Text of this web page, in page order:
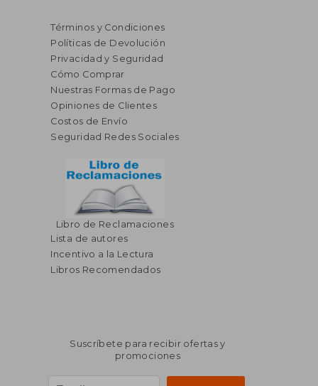
Términos y Condiciones
Políticas de Devolución
Privacidad y Seguridad
Cómo Comprar
Nuestras Formas de Pago
Opiniones de Clientes
Costos de Envío
Seguridad Redes Sociales
Libro de Reclamaciones
Lista de autores
Incentivo a la Lectura
Libros Recomendados
Suscríbete para recibir ofertas y
promociones